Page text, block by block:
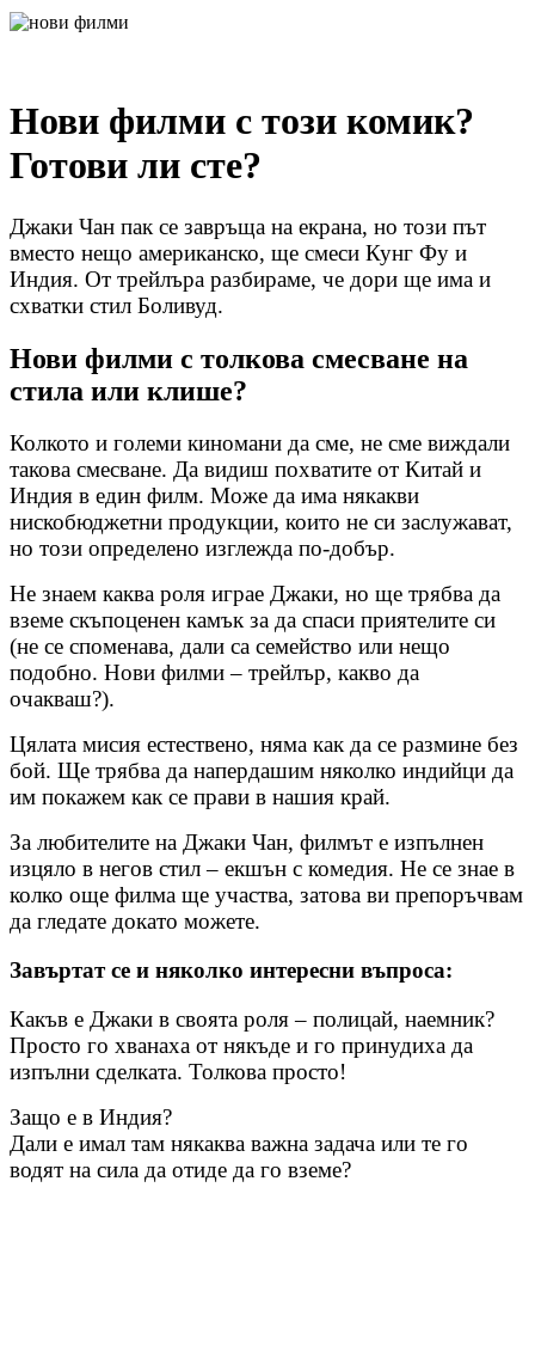
Нови филми с този комик?
Готови ли сте?
Джаки Чан пак се завръща на екрана, но този път
вместо нещо американско, ще смеси Кунг Фу и
Индия. От трейлъра разбираме, че дори ще има и
схватки стил Боливуд.
Нови филми с толкова смесване на
стила или клише?
Колкото и големи киномани да сме, не сме виждали
такова смесване. Да видиш похватите от Китай и
Индия в един филм. Може да има някакви
нискобюджетни продукции, които не си заслужават,
но този определено изглежда по-добър.
Не знаем каква роля играе Джаки, но ще трябва да
вземе скъпоценен камък за да спаси приятелите си
(не се споменава, дали са семейство или нещо
подобно. Нови филми – трейлър, какво да
очакваш?).
Цялата мисия естествено, няма как да се размине без
бой. Ще трябва да напердашим няколко индийци да
им покажем как се прави в нашия край.
За любителите на Джаки Чан, филмът е изпълнен
изцяло в негов стил – екшън с комедия. Не се знае в
колко още филма ще участва, затова ви препоръчвам
да гледате докато можете.
Завъртат се и няколко интересни въпроса:
Какъв е Джаки в своята роля – полицай, наемник?
Просто го хванаха от някъде и го принудиха да
изпълни сделката. Толкова просто!
Защо е в Индия?
Дали е имал там някаква важна задача или те го
водят на сила да отиде да го вземе?